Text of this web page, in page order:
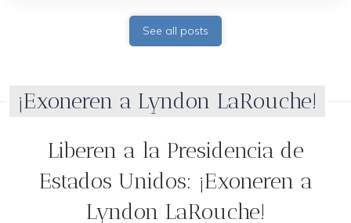
See all posts
¡Exoneren a Lyndon LaRouche!
Liberen a la Presidencia de
Estados Unidos: ¡Exoneren a
Lyndon LaRouche!